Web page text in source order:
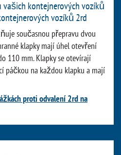
vašich kontejnerových vozíků
vozíků 2rd
současnou přepravu dvou
klapky mají úhel otevření
110 mm. Klapky se otevírají
páčkou na každou klapku a mají
proti odvalení 2rd na